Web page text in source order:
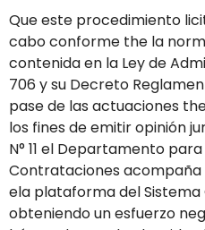
Que este procedimiento
cabo conforme the la
contenida en la Ley de
706 y su Decreto
pase de las actuaciones
los fines de emitir opinión
N° 11 el Departamento
Contrataciones
ela plataforma del Sistema
obteniendo un esfuerzo